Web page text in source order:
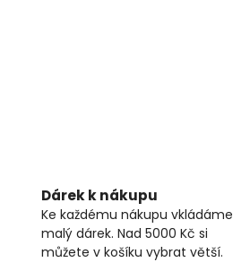
Dárek k nákupu
Ke každému nákupu vkládáme
malý dárek. Nad 5000 Kč si
můžete v košíku vybrat větší.